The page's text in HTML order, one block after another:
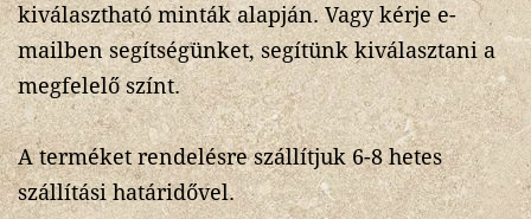
kiválasztható minták alapján. Vagy kérje e-
mailben segítségünket, segítünk kiválasztani a
megfelelő színt.
A terméket rendelésre szállítjuk 6-8 hetes
szállítási határidővel.